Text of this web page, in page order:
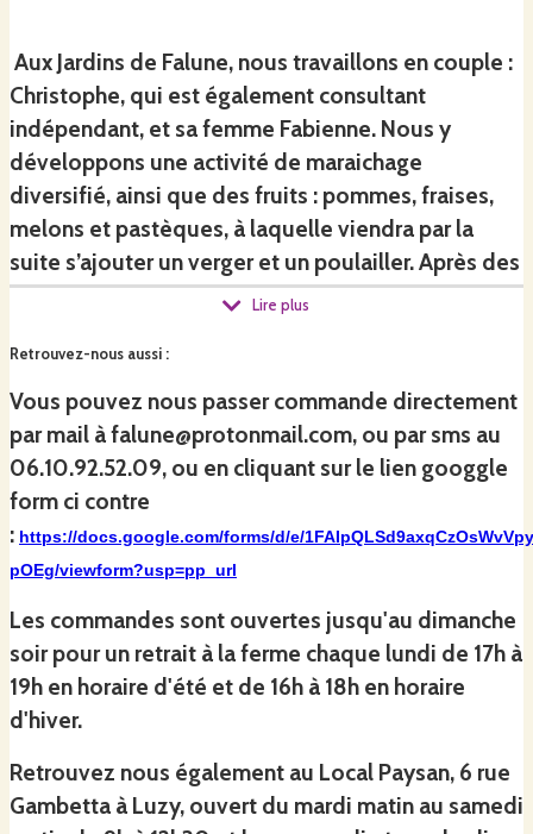
Aux Jardins de Falune, nous travaillons en couple :
Christophe, qui est également consultant
indépendant, et sa femme Fabienne. Nous y
développons une activité de maraichage
diversifié, ainsi que des fruits : pommes, fraises,
melons et pastèques, à laquelle viendra par la
suite s’ajouter un verger et un poulailler. Après des
parcours professionnels dans différentes régions
installés à Fléty, un village rural d'une centaine
d'habitants entouré de bocages et de collines
dans la Nièvre. Suite à une carrière en tant
qu’ingénieure dans l’industrie automobile
aéronautique, Fabienne se reconvertit dans le
maraichage. Christophe, titulaire d’un DEA en
biologie des plantes cultivées, alterne ses métiers
femme.
La prairie auparavant pâturée par des vaches
Aubrac se transforme peu à peu en verger
maraicher. Nous montons le premier bitunnel de
l'exploitation en octobre 2022. Il est opérationnel
Lire plus
Retrouvez-nous aussi :
Vous pouvez nous passer commande directement
par mail à falune@protonmail.com, ou par sms au
06.10.92.52.09, ou en cliquant sur le lien googgle
form ci contre
: https://docs.google.com/forms/d/e/
pOEg/viewform?usp=pp_url
Les commandes sont ouvertes jusqu'au dimanche
soir pour un retrait à la ferme chaque lundi de 17h à
19h en horaire d'été et de 16h à 18h en horaire
d'hiver.
Retrouvez nous également au Local Paysan, 6 rue
Gambetta à Luzy, ouvert du mardi matin au samedi